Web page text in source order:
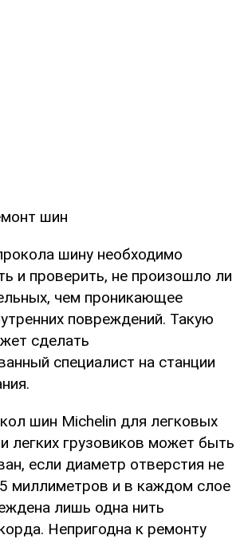
шин
шину необходимо
и проверить, не произошло ли
чем проникающее
повреждений. Такую
сделать
специалист на станции
шин Michelin для легковых
легких грузовиков может быть
если диаметр отверстия не
миллиметров и в каждом слое
лишь одна нить
Непригодна к ремонту